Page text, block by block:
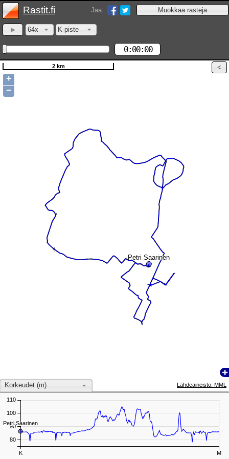
Petri Saarinen
Petri Saarinen
Rastit.fi Jaa:
64x K-piste
0:00:00
2 km
+
−
Lähdeaineisto: MML
Korkeudet (m)
K M
80
90
100
110
Petri Saarinen
Petri Saarinen